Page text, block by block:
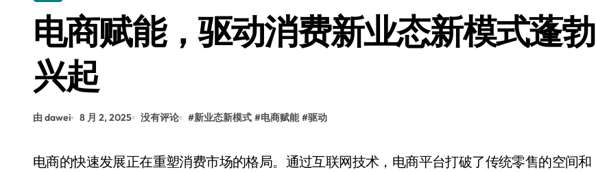
电商赋能，驱动消费新业态新模式蓬勃
兴起
由 dawei 8 月 2, 2025 没有评论 #新业态新模式 #电商赋能 #驱动
电商的快速发展正在重塑消费市场的格局。通过互联网技术，电商平台打破了传统零售的空间和